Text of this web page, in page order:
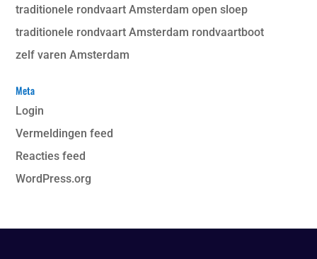
traditionele rondvaart Amsterdam open sloep
traditionele rondvaart Amsterdam rondvaartboot
zelf varen Amsterdam
Meta
Login
Vermeldingen feed
Reacties feed
WordPress.org